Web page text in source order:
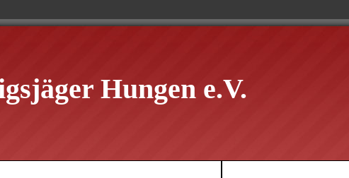
Hungen e.V.